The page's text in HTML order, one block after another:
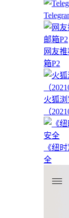
网友
箱P2
火狐浏
（
《纽
全